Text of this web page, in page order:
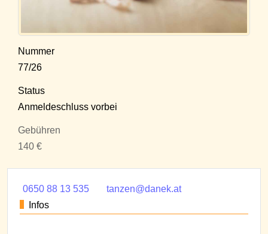
Nummer
77/26
Status
Anmeldeschluss vorbei
Gebühren
140 €
0650 88 13 535
tanzen@danek.at
Infos